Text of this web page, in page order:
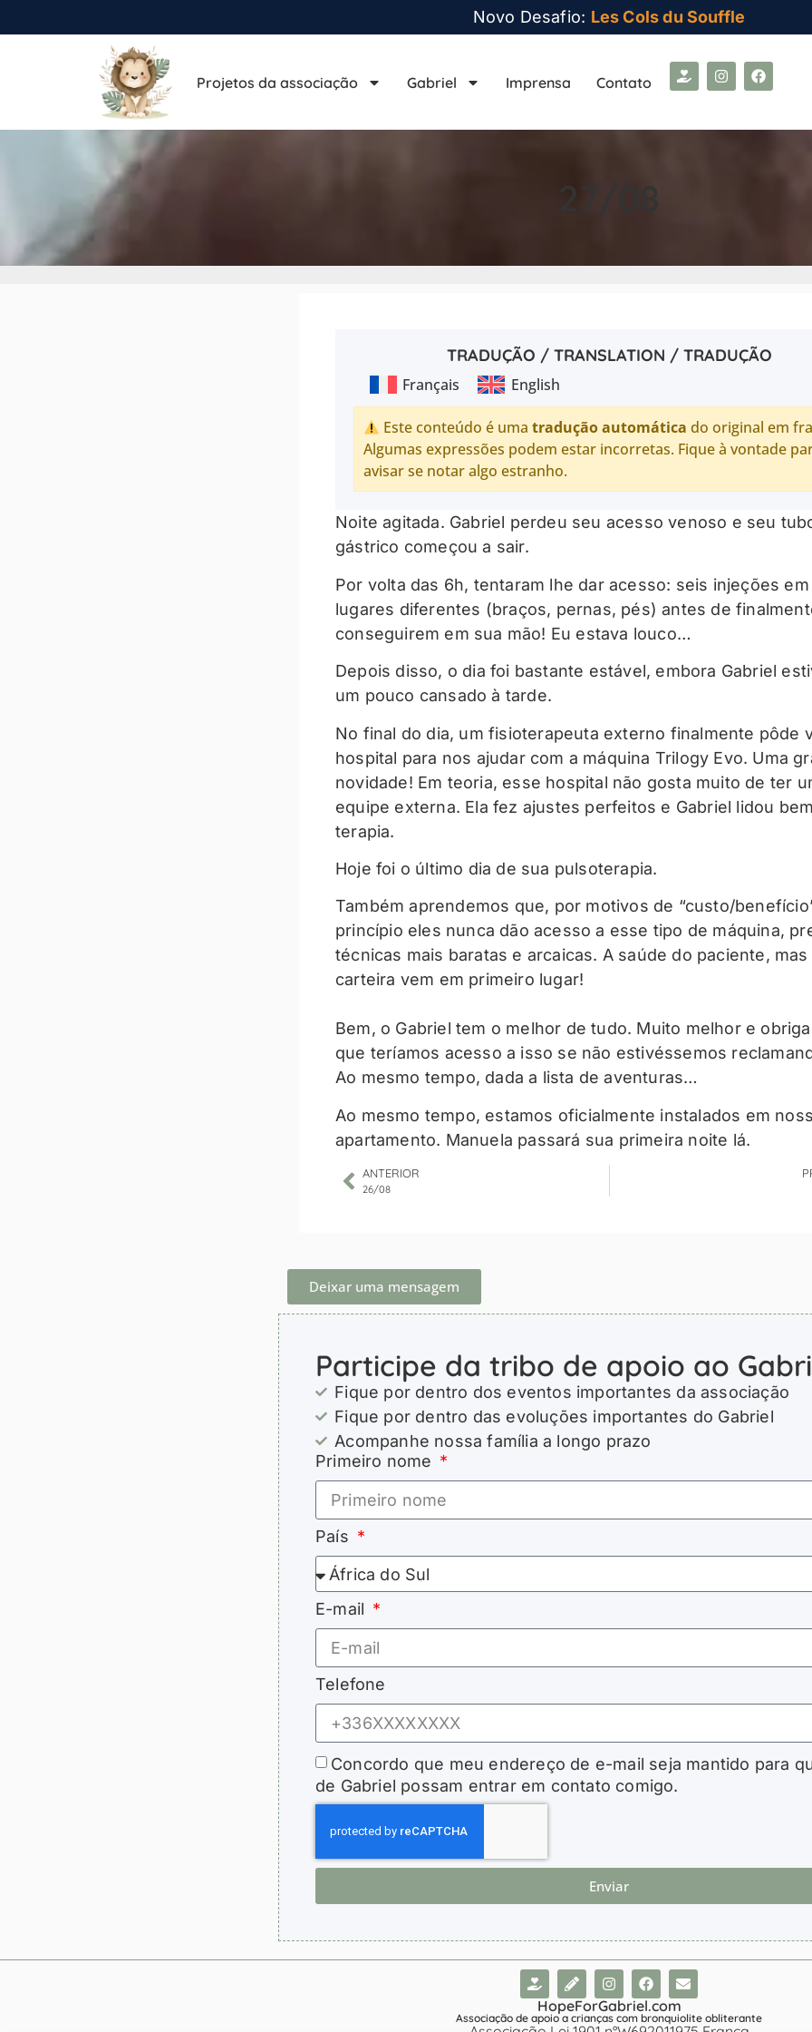
Novo Desafio: Les Cols du Souffle
Projetos da associação Gabriel Imprensa Contato
27/08
TRADUÇÃO / TRANSLATION / TRADUÇÃO
Français English
Este conteúdo é umatradução automática do original em
Algumas expressões podem estar incorretas. Fique à vontade
avisar se notar algo estranho.
Noite agitada. Gabriel perdeu seu acesso venoso e seu
gástrico começou a sair.
Por volta das 6h, tentaram lhe dar acesso: seis injeções
lugares diferentes (braços, pernas, pés) antes de
conseguirem em sua mão! Eu estava louco…
Depois disso, o dia foi bastante estável, embora Gabriel
um pouco cansado à tarde.
No final do dia, um fisioterapeuta externo finalmente pôde
hospital para nos ajudar com a máquina Trilogy Evo. Uma
novidade! Em teoria, esse hospital não gosta muito de ter
equipe externa. Ela fez ajustes perfeitos e Gabriel lidou
terapia.
Hoje foi o último dia de sua pulsoterapia.
Também aprendemos que, por motivos de “custo/
princípio eles nunca dão acesso a esse tipo de máquina,
técnicas mais baratas e arcaicas. A saúde do paciente, mas
carteira vem em primeiro lugar!
Bem, o Gabriel tem o melhor de tudo. Muito melhor e
que teríamos acesso a isso se não estivéssemos
Ao mesmo tempo, dada a lista de aventuras…
Ao mesmo tempo, estamos oficialmente instalados em
apartamento. Manuela passará sua primeira noite lá.
ANTERIOR
26/08
Deixar uma mensagem
Participe da tribo de apoio ao
Fique por dentro dos eventos importantes da associação
Fique por dentro das evoluções importantes do Gabriel
Acompanhe nossa família a longo prazo
Primeiro nome
País
E-mail
Telefone
Concordo que meu endereço de e-mail seja mantido para
de Gabriel possam entrar em contato comigo.
Enviar
HopeForGabriel.com
Associação de apoio a crianças com bronquiolite obliterante